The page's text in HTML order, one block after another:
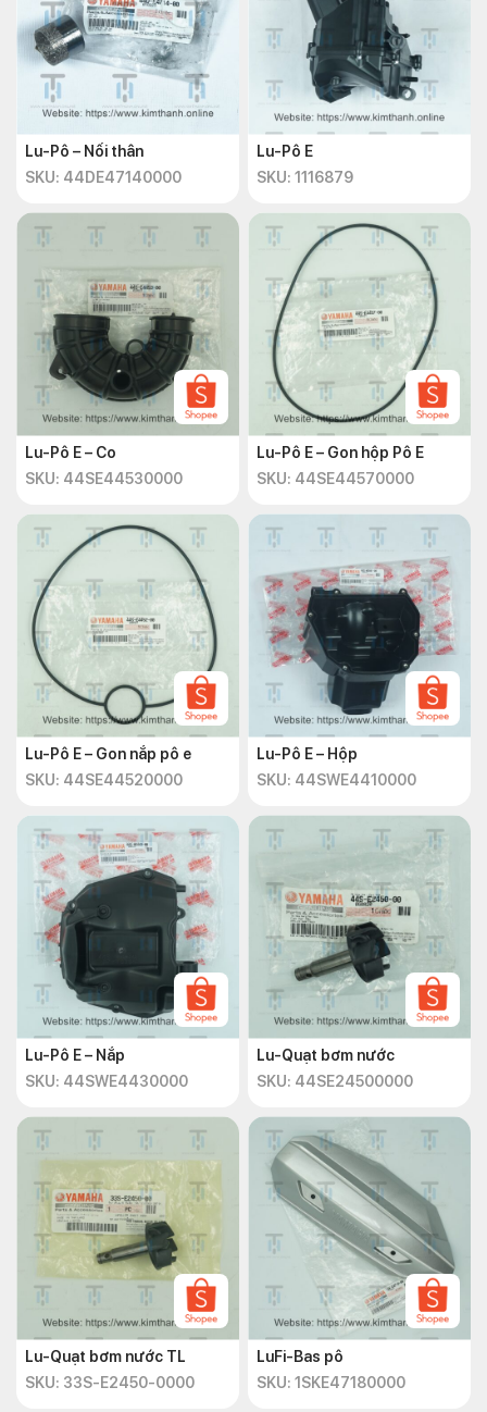
Lu-Pô – Nối thân
SKU: 44DE47140000
Lu-Pô E
SKU: 1116879
Lu-Pô E – Co
SKU: 44SE44530000
Lu-Pô E – Gon hộp Pô E
SKU: 44SE44570000
Lu-Pô E – Gon nắp pô e
SKU: 44SE44520000
Lu-Pô E – Hộp
SKU: 44SWE4410000
Lu-Pô E – Nắp
SKU: 44SWE4430000
Lu-Quạt bơm nước
SKU: 44SE24500000
Lu-Quạt bơm nước TL
SKU: 33S-E2450-0000
LuFi-Bas pô
SKU: 1SKE47180000